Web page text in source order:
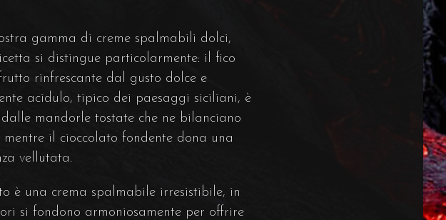
gamma di creme spalmabili dolci,
si distingue particolarmente: il fico
rinfrescante dal gusto dolce e
acidulo, tipico dei paesaggi siciliani, è
mandorle tostate che ne bilanciano
mentre il cioccolato fondente dona una
vellutata.
è una crema spalmabile irresistibile, in
si fondono armoniosamente per offrire